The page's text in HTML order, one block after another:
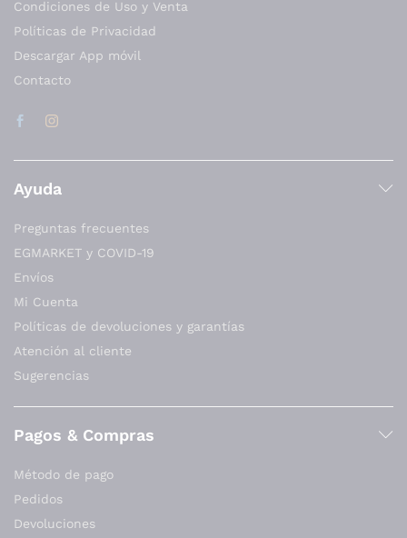
Condiciones de Uso y Venta
Políticas de Privacidad
Descargar App móvil
Contacto
Ayuda
Preguntas frecuentes
EGMARKET y COVID-19
Envíos
Mi Cuenta
Políticas de devoluciones y garantías
Atención al cliente
Sugerencias
Pagos & Compras
Método de pago
Pedidos
Devoluciones